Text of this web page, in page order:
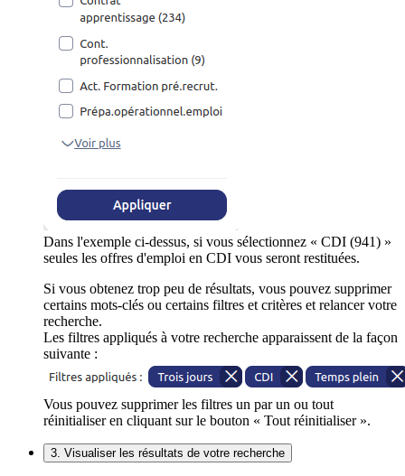
Dans l'exemple ci-dessus, si vous sélectionnez « CDI (941) »
seules les offres d'emploi en CDI vous seront restituées.
Si vous obtenez trop peu de résultats, vous pouvez supprimer
certains mots-clés ou certains filtres et critères et relancer votre
recherche.
Les filtres appliqués à votre recherche apparaissent de la façon
suivante :
Vous pouvez supprimer les filtres un par un ou tout
réinitialiser en cliquant sur le bouton « Tout réinitialiser ».
3. Visualiser les résultats de votre recherche